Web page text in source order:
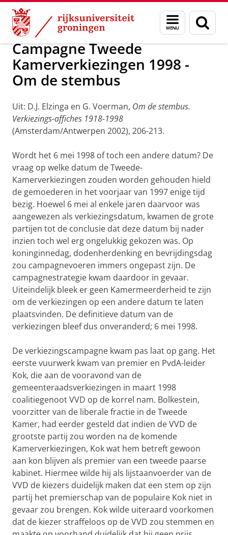
Skip
Content
Skip
Navigation
Menu
en
zoeken
Onderzoek Verkiezingen Tweede Kamer
Campagne Tweede
Kamerverkiezingen 1998 -
Om de stembus
Uit: D.J. Elzinga en G. Voerman, Om de stembus.
Verkiezings-affiches 1918-1998
(Amsterdam/Antwerpen 2002), 206-213.
Wordt het 6 mei 1998 of toch een andere datum? De
vraag op welke datum de Tweede-
Kamerverkiezingen zouden worden gehouden hield
de gemoederen in het voorjaar van 1997 enige tijd
bezig. Hoewel 6 mei al enkele jaren daarvoor was
aangewezen als verkiezingsdatum, kwamen de grote
partijen tot de conclusie dat deze datum bij nader
inzien toch wel erg ongelukkig gekozen was. Op
koninginnedag, dodenherdenking en bevrijdingsdag
zou campagnevoeren immers ongepast zijn. De
campagnestrategie kwam daardoor in gevaar.
Uiteindelijk bleek er geen Kamermeerderheid te zijn
om de verkiezingen op een andere datum te laten
plaatsvinden. De definitieve datum van de
verkiezingen bleef dus onveranderd; 6 mei 1998.
De verkiezingscampagne kwam pas laat op gang. Het
eerste vuurwerk kwam van premier en PvdA-leider
Kok, die aan de vooravond van de
gemeenteraadsverkiezingen in maart 1998
coalitiegenoot VVD op de korrel nam. Bolkestein,
voorzitter van de liberale fractie in de Tweede
Kamer, had eerder gesteld dat indien de VVD de
grootste partij zou worden na de komende
Kamerverkiezingen, Kok wat hem betreft gewoon
aan kon blijven als premier van een tweede paarse
kabinet. Hiermee wilde hij als lijstaanvoerder van de
VVD de kiezers duidelijk maken dat een stem op zijn
partij het premierschap van de populaire Kok niet in
gevaar zou brengen. Kok wilde uiteraard voorkomen
dat de kiezer straffeloos op de VVD zou stemmen en